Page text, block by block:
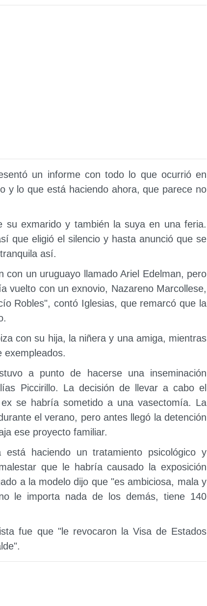
un informe con todo lo que ocurrió en
y lo que está haciendo ahora, que parece no
su exmarido y también la suya en una feria.
que eligió el silencio y hasta anunció que se
así.
con un uruguayo llamado Ariel Edelman, pero
vuelto con un exnovio, Nazareno Marcollese,
Robles", contó Iglesias, que remarcó que la
con su hija, la niñera y una amiga, mientras
exempleados.
a punto de hacerse una inseminación
Piccirillo. La decisión de llevar a cabo el
se habría sometido a una vasectomía. La
el verano, pero antes llegó la detención
ese proyecto familiar.
haciendo un tratamiento psicológico y
que le habría causado la exposición
a la modelo dijo que "es ambiciosa, mala y
le importa nada de los demás, tiene 140
fue que "le revocaron la Visa de Estados